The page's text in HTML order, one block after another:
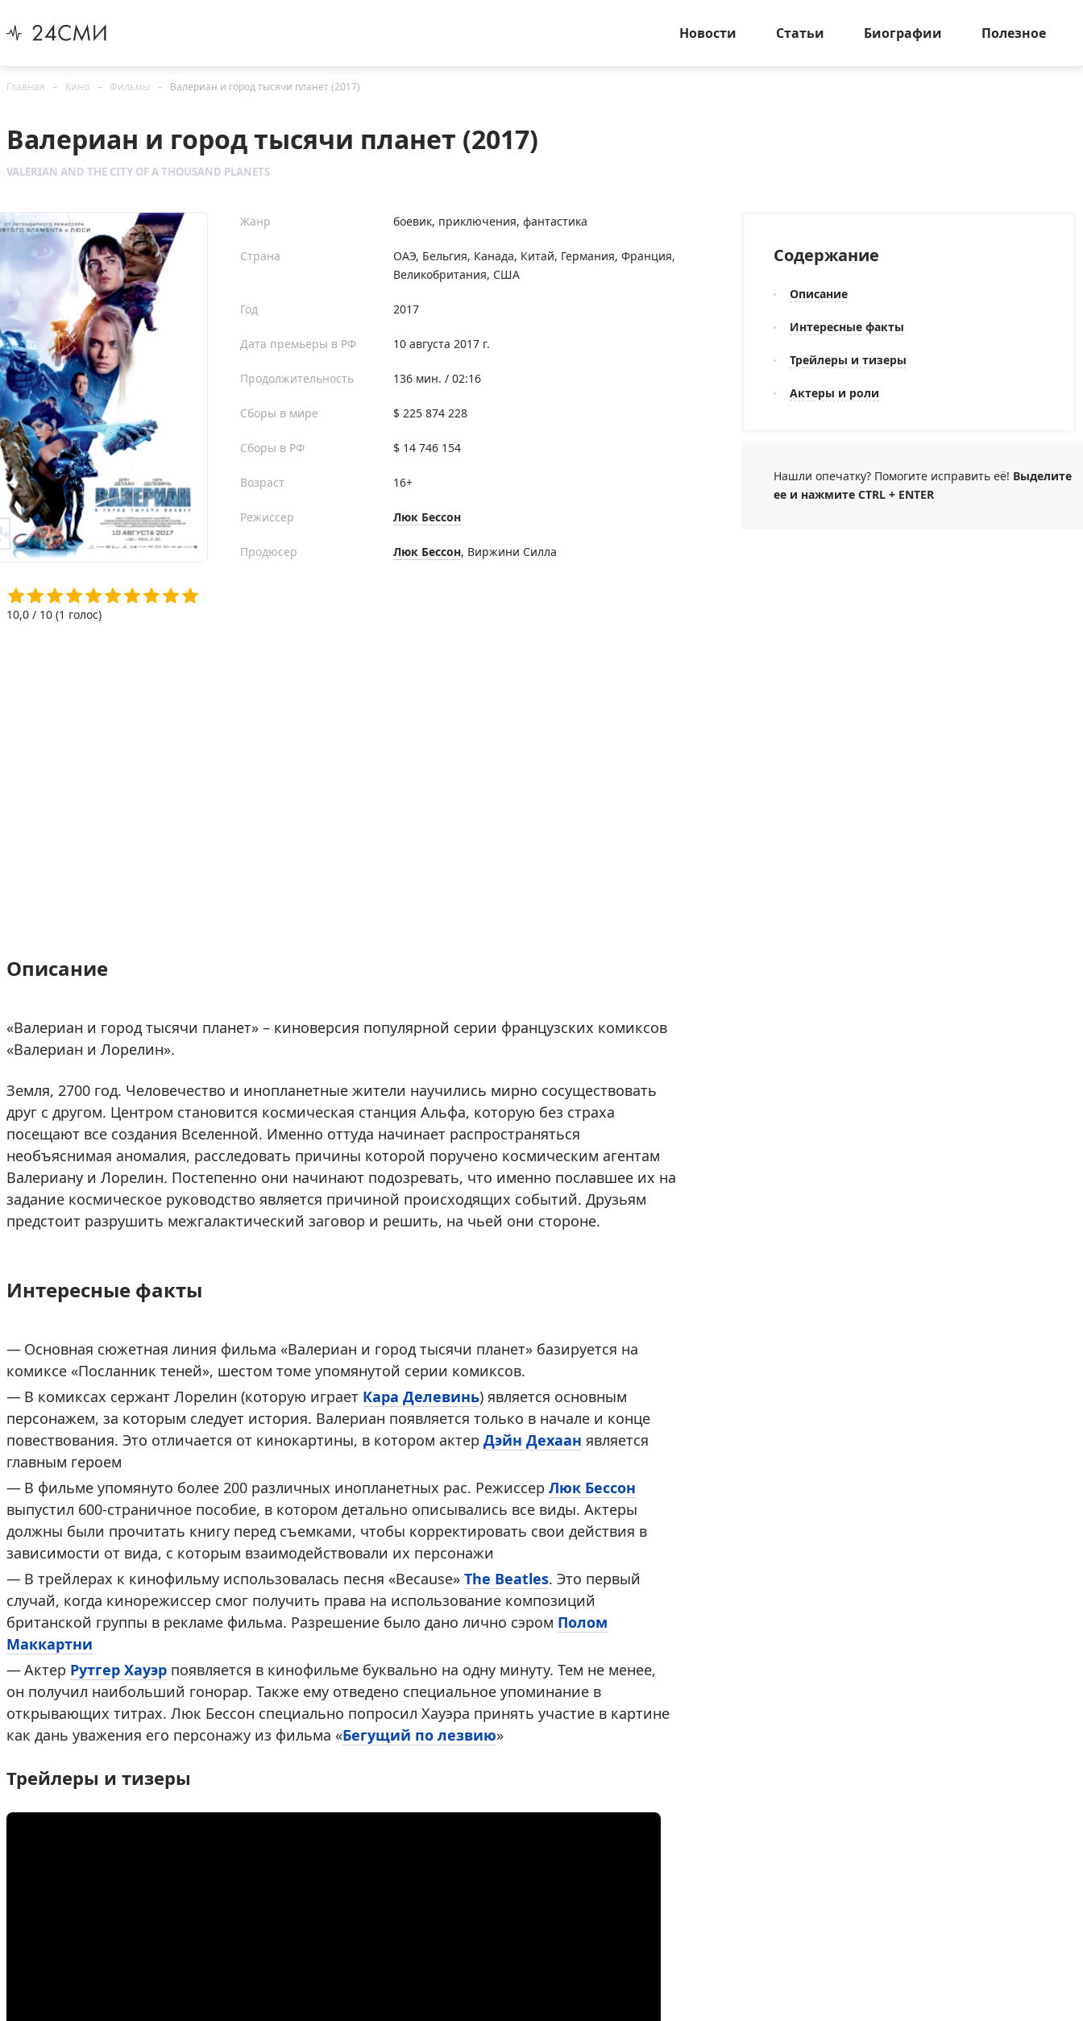
Новости Статьи Биографии Полезное
Главная Кино Фильмы Валериан и город тысячи планет (2017)
Валериан и город тысячи планет (2017)
VALERIAN AND THE CITY OF A THOUSAND PLANETS
10,0 / 10 (1 голос)
Жанр боевик, приключения, фантастика
Страна ОАЭ, Бельгия, Канада, Китай, Германия, Франция,
Великобритания, США
Год 2017
Дата премьеры в РФ 10 августа 2017 г.
Продолжительность 136 мин. / 02:16
Сборы в мире $ 225 874 228
Сборы в РФ $ 14 746 154
Возраст 16+
Режиссер Люк Бессон
Продюсер Люк Бессон, Виржини Силла
Описание
«Валериан и город тысячи планет» – киноверсия популярной серии французских комиксов
«Валериан и Лорелин».
Земля, 2700 год. Человечество и инопланетные жители научились мирно сосуществовать
друг с другом. Центром становится космическая станция Альфа, которую без страха
посещают все создания Вселенной. Именно оттуда начинает распространяться
необъяснимая аномалия, расследовать причины которой поручено космическим агентам
Валериану и Лорелин. Постепенно они начинают подозревать, что именно пославшее их на
задание космическое руководство является причиной происходящих событий. Друзьям
предстоит разрушить межгалактический заговор и решить, на чьей они стороне.
Интересные факты
Основная сюжетная линия фильма «Валериан и город тысячи планет» базируется на
комиксе «Посланник теней», шестом томе упомянутой серии комиксов.
В комиксах сержант Лорелин (которую играет Кара Делевинь) является основным
персонажем, за которым следует история. Валериан появляется только в начале и конце
повествования. Это отличается от кинокартины, в котором актер Дэйн Дехаан является
главным героем
В фильме упомянуто более 200 различных инопланетных рас. Режиссер Люк Бессон
выпустил 600-страничное пособие, в котором детально описывались все виды. Актеры
должны были прочитать книгу перед съемками, чтобы корректировать свои действия в
зависимости от вида, с которым взаимодействовали их персонажи
В трейлерах к кинофильму использовалась песня «Because» The Beatles. Это первый
случай, когда кинорежиссер смог получить права на использование композиций
британской группы в рекламе фильма. Разрешение было дано лично сэром Полом
Маккартни
Актер Рутгер Хауэр появляется в кинофильме буквально на одну минуту. Тем не менее,
он получил наибольший гонорар. Также ему отведено специальное упоминание в
открывающих титрах. Люк Бессон специально попросил Хауэра принять участие в картине
как дань уважения его персонажу из фильма «Бегущий по лезвию»
Трейлеры и тизеры
Содержание
Описание
Интересные факты
Трейлеры и тизеры
Актеры и роли
Нашли опечатку? Помогите исправить её! Выделите
ее и нажмите CTRL + ENTER